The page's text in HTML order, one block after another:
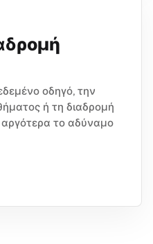
οδηγό, την
ή τη διαδρομή
αργότερα το αδύναμο